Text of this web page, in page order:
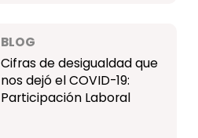
BLOG
Cifras de desigualdad que
nos dejó el COVID-19:
Participación Laboral